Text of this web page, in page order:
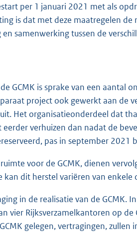
per 1 januari 2021 met als
is dat met deze maatregelen de
samenwerking tussen de
GCMK is sprake van een aantal
project ook gewerkt aan de
Het organisatieonderdeel dat
verhuizen dan nadat de
pas in september 2021
voor de GCMK, dienen
dit herstel variëren van enkele
in de realisatie van de GCMK.
vier Rijksverzamelkantoren op de
gelegen, vertragingen, zullen